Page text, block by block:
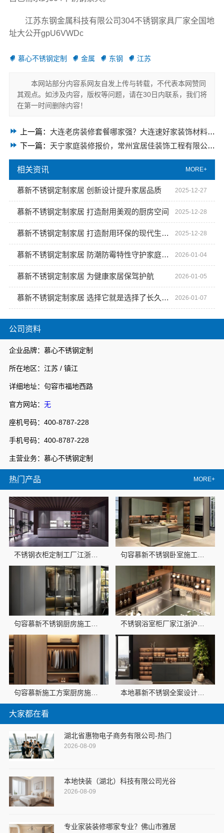
公司资料
企业品牌：慕心不锈钢定制
所在地区：江苏 / 镇江
详细地址：句容市福地西路
官方网站： 无
座机号码：400-8787-228
手机号码：400-8787-228
主营业务：慕心不锈钢定制
热门产品 MORE+
不锈钢衣柜定制工厂江浙沪：江苏东钢金属科技有限公司联系
句容慕新施工方案厨房施工流程慕新不锈钢
大家都在看
湖北省惠物电子商务有限公司-热门
2026-08-09
本地快装（湖北）科技有限公司光谷
2026-08-09
专业家装装修哪家专业？佛山市雅居
江苏东钢金属科技有限公司304不锈钢家具厂家全国地
址大公开gpU6VWDc
慕心不锈钢定制 金属 东钢 江苏
本网站部分内容系网友自发上传与转载，不代表本网赞同
其观点。如涉及内容，版权等问题，请在30日内联系，我们将
在第一时间删除内容！
上一篇： 大连老房装修套餐哪家强？大连速好家装饰材料有限公司登场
下一篇： 天宁家庭装修报价，常州宜居佳装饰工程有限公司诚意奉上
相关资讯 MORE+
慕新不锈钢定制家居 创新设计提升家居品质 2025-12-27
慕新不锈钢定制家居 打造耐用美观的厨房空间 2025-12-28
慕新不锈钢定制家居 打造耐用环保的现代生活空间 2025-12-28
慕新不锈钢定制家居 防潮防霉特性守护家庭健康 2026-01-04
慕新不锈钢定制家居 为健康家居保驾护航 2026-01-05
慕新不锈钢定制家居 选择它就是选择了长久陪伴 2026-01-07